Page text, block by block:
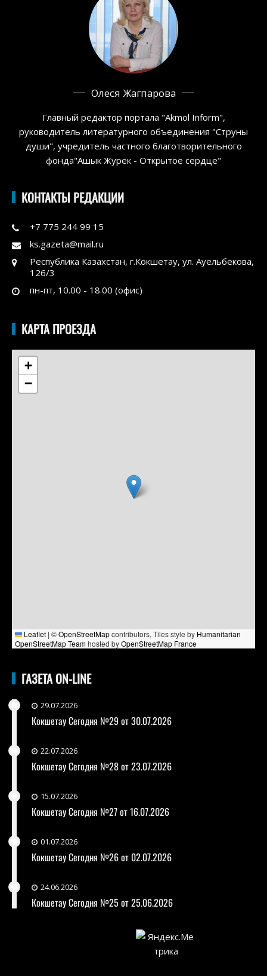
Олеся Жагпарова
Главный редактор портала "Akmol Inform",
руководитель литературного объединения "Струны
души", учредитель частного благотворительного
фонда"Ашык Журек - Открытое сердце"
КОНТАКТЫ РЕДАКЦИИ
+7 775 244 99 15
ks.gazeta@mail.ru
Республика Казахстан, г.Кокшетау, ул. Ауельбекова,
126/3
пн-пт, 10.00 - 18.00 (офис)
КАРТА ПРОЕЗДА
+
−
Leaflet | ©OpenStreetMapcontributors, Tiles style by Humanitarian
OpenStreetMap Teamhosted byOpenStreetMap France
ГАЗЕТА ON-LINE
29.07.2026
Кокшетау Сегодня №29 от 30.07.2026
22.07.2026
Кокшетау Сегодня №28 от 23.07.2026
15.07.2026
Кокшетау Сегодня №27 от 16.07.2026
01.07.2026
Кокшетау Сегодня №26 от 02.07.2026
24.06.2026
Кокшетау Сегодня №25 от 25.06.2026